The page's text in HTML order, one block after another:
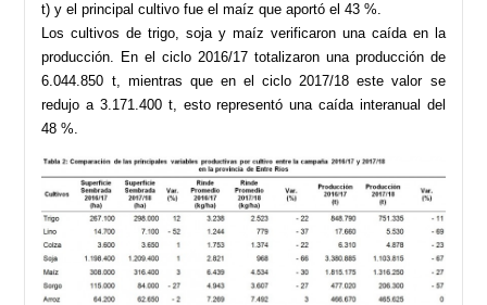
t) y el principal cultivo fue el maíz que aportó el 43 %.
Los cultivos de trigo, soja y maíz verificaron una caída en la
producción. En el ciclo 2016/17 totalizaron una producción de
6.044.850 t, mientras que en el ciclo 2017/18 este valor se
redujo a 3.171.400 t, esto representó una caída interanual del
48 %.